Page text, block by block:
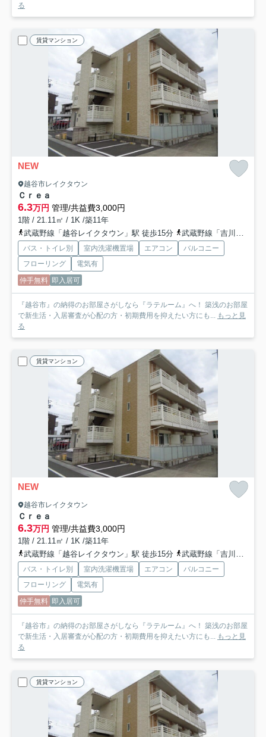
る
賃貸マンション
NEW
越谷市レイクタウン
Ｃｒｅａ
6.3万円 管理/共益費3,000円
1階 / 21.11㎡ / 1K /築11年
武蔵野線「越谷レイクタウン」駅 徒歩15分
武蔵野線「吉川」駅 バス15分 朝日バス「公園入口（埼玉県）」 停歩8分
バス・トイレ別 室内洗濯機置場 エアコン
バルコニー
フローリング
電気有
仲手無料 即入居可
『越谷市』の納得のお部屋さがしなら『ラテルーム』へ！ 築浅のお部屋
で新生活・入居審査が心配の方・初期費用を抑えたい方にも... もっと見
る
賃貸マンション
NEW
越谷市レイクタウン
Ｃｒｅａ
6.3万円 管理/共益費3,000円
1階 / 21.11㎡ / 1K /築11年
武蔵野線「越谷レイクタウン」駅 徒歩15分
武蔵野線「吉川」駅 バス15分 朝日バス「公園入口（埼玉県）」 停歩8分
バス・トイレ別 室内洗濯機置場 エアコン
バルコニー
フローリング
電気有
仲手無料 即入居可
『越谷市』の納得のお部屋さがしなら『ラテルーム』へ！ 築浅のお部屋
で新生活・入居審査が心配の方・初期費用を抑えたい方にも... もっと見
る
賃貸マンション